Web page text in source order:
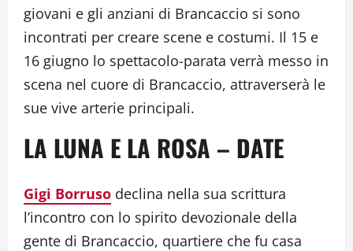
giovani e gli anziani di Brancaccio si sono
incontrati per creare scene e costumi. Il 15 e
16 giugno lo spettacolo-parata verrà messo in
scena nel cuore di Brancaccio, attraverserà le
sue vive arterie principali.
LA LUNA E LA ROSA – DATE
Gigi Borruso declina nella sua scrittura
l’incontro con lo spirito devozionale della
gente di Brancaccio, quartiere che fu casa